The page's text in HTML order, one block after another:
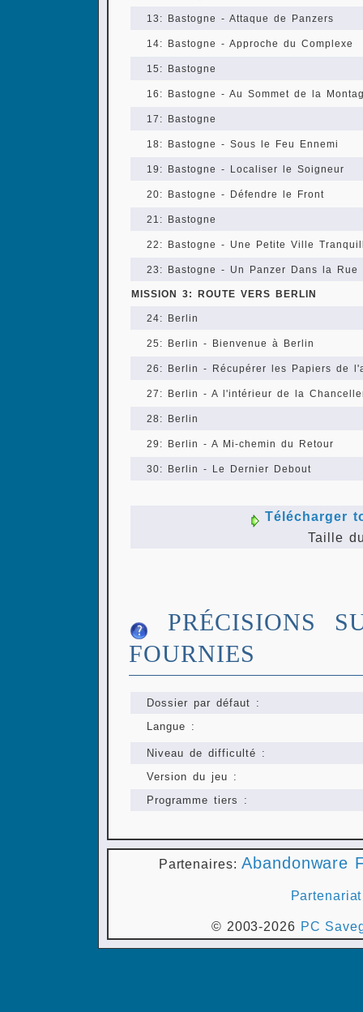
13: Bastogne - Attaque de Panzers
14: Bastogne - Approche du Complexe
15: Bastogne
16: Bastogne - Au Sommet de la
17: Bastogne
18: Bastogne - Sous le Feu Ennemi
19: Bastogne - Localiser le Soigneur
20: Bastogne - Défendre le Front
21: Bastogne
22: Bastogne - Une Petite Ville
23: Bastogne - Un Panzer Dans la Rue
MISSION 3: ROUTE VERS BERLIN
24: Berlin
25: Berlin - Bienvenue à Berlin
26: Berlin - Récupérer les Papiers de
27: Berlin - A l'intérieur de la
28: Berlin
29: Berlin - A Mi-chemin du Retour
30: Berlin - Le Dernier Debout
Télécharger
Taille
PRÉCISIONS
FOURNIES
Dossier par défaut :
Langue :
Niveau de difficulté :
Version du jeu :
Programme tiers :
Partenaires:Abandonware
Partenariat
© 2003-2026 PC